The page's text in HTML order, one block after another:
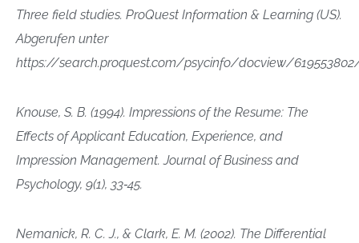
Three field studies. ProQuest Information & Learning (US).
Abgerufen unter
https://search.proquest.com/psycinfo/docview/
Knouse, S. B. (1994). Impressions of the Resume: The
Effects of Applicant Education, Experience, and
Impression Management. Journal of Business and
Psychology, 9(1), 33‑45.
Nemanick, R. C. J., & Clark, E. M. (2002). The Differential